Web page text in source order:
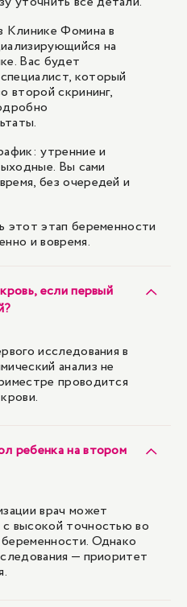
Клинике Фомина в
на
Вас будет
который
второй скрининг,
утренние и
Вы сами
без очередей и
этот этап беременности
и вовремя.
если первый
исследования в
анализ не
проводится
ребенка на втором
врач может
высокой точностью во
Однако
— приоритет